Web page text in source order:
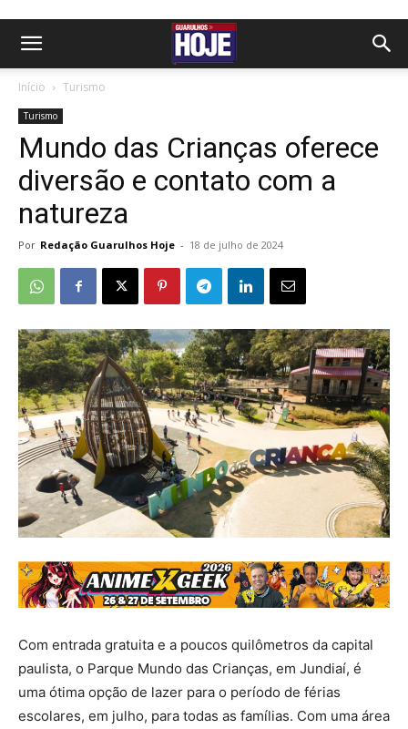
Início Turismo
Turismo
Mundo das Crianças oferece
diversão e contato com a
natureza
Por Redação Guarulhos Hoje - 18 de julho de 2024
Com entrada gratuita e a poucos quilômetros da capital
paulista, o Parque Mundo das Crianças, em Jundiaí, é
uma ótima opção de lazer para o período de férias
escolares, em julho, para todas as famílias. Com uma área